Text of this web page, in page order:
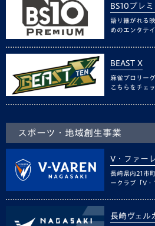
BS10プレミ
語り継がれる
めのエンタテ
BEAST X
麻雀プロリー
こちらをチェッ
スポーツ・地域創生事業
V・ファー
長崎県内21市
ークラブ「V・
長崎ヴェル